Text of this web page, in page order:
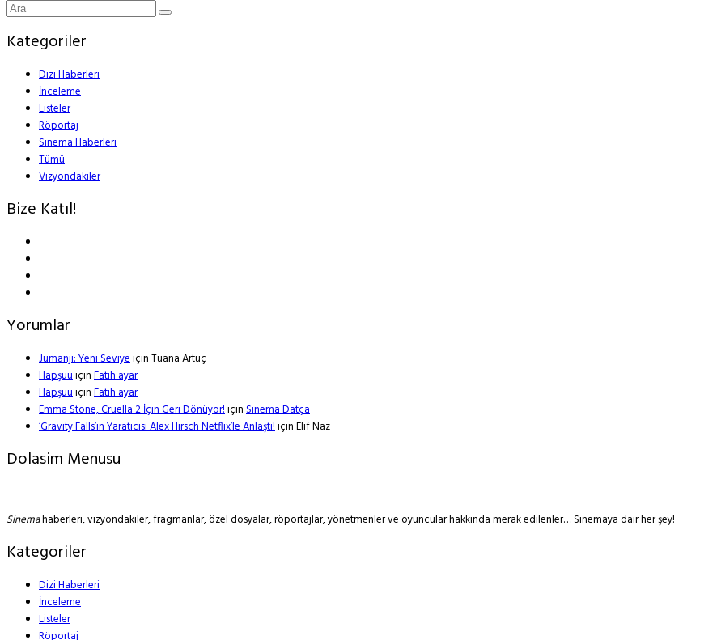
Kategoriler
Dizi Haberleri
İnceleme
Listeler
Röportaj
Sinema Haberleri
Tümü
Vizyondakiler
Bize Katıl!
Yorumlar
Jumanji: Yeni SeviyeiçinTuana Artuç
HapşuuiçinFatih ayar
HapşuuiçinFatih ayar
Emma Stone, Cruella 2 İçin Geri Dönüyor!içinSinema Datça
‘Gravity Falls’ın Yaratıcısı Alex Hirsch Netflix’le Anlaştı!içinElif Naz
Dolasim Menusu
Sinemahaberleri, vizyondakiler, fragmanlar, özel dosyalar, röportajlar, yönetmenler ve oyuncular hakkında merak edilenler… Sinemaya dair her şey!
Kategoriler
Dizi Haberleri
İnceleme
Listeler
Röportaj